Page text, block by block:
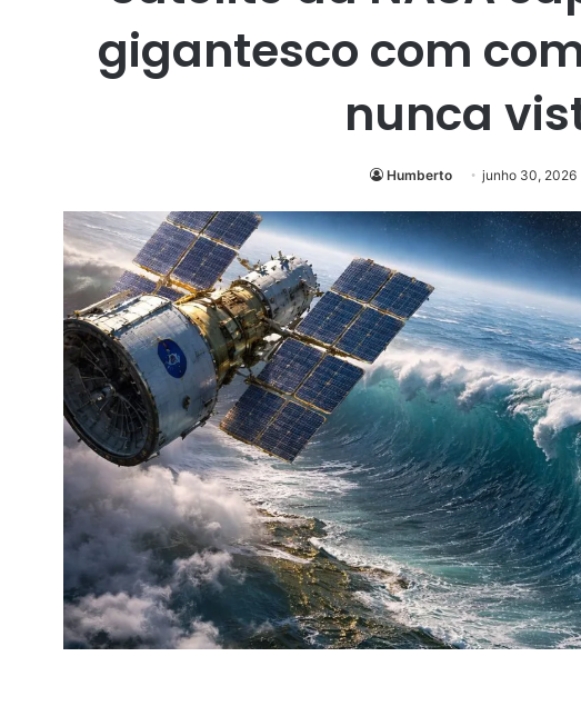
gigantesco com
nunca
Humberto junho 30, 2026